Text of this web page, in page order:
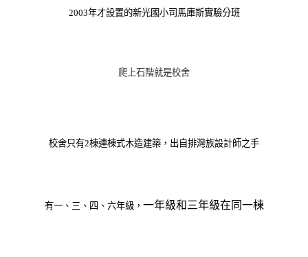
2003年才設置的新光國小司馬庫斯實驗分班
爬上石階就是校舍
校舍只有2棟連棟式木造建築 ， 出自排灣族設計師之手
有一、三、四、六年級， 一年級和三年級在同一棟